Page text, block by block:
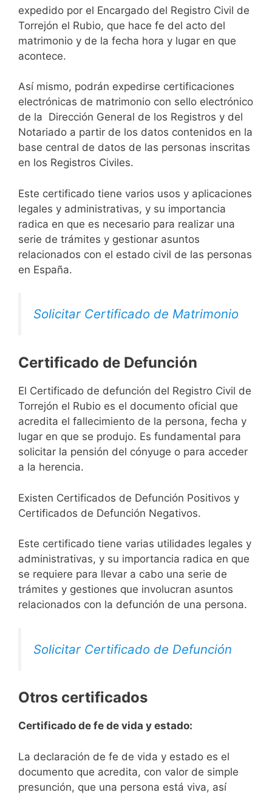
expedido por el Encargado del Registro Civil de
Torrejón el Rubio, que hace fe del acto del
matrimonio y de la fecha hora y lugar en que
acontece.
Así mismo, podrán expedirse certificaciones
electrónicas de matrimonio con sello electrónico
de la Dirección General de los Registros y del
Notariado a partir de los datos contenidos en la
base central de datos de las personas inscritas
en los Registros Civiles.
Este certificado tiene varios usos y aplicaciones
legales y administrativas, y su importancia
radica en que es necesario para realizar una
serie de trámites y gestionar asuntos
relacionados con el estado civil de las personas
en España.
Solicitar Certificado de Matrimonio
Certificado de Defunción
El Certificado de defunción del Registro Civil de
Torrejón el Rubio es el documento oficial que
acredita el fallecimiento de la persona, fecha y
lugar en que se produjo. Es fundamental para
solicitar la pensión del cónyuge o para acceder
a la herencia.
Existen Certificados de Defunción Positivos y
Certificados de Defunción Negativos.
Este certificado tiene varias utilidades legales y
administrativas, y su importancia radica en que
se requiere para llevar a cabo una serie de
trámites y gestiones que involucran asuntos
relacionados con la defunción de una persona.
Solicitar Certificado de Defunción
Otros certificados
Certificado de fe de vida y estado:
La declaración de fe de vida y estado es el
documento que acredita, con valor de simple
presunción, que una persona está viva, así